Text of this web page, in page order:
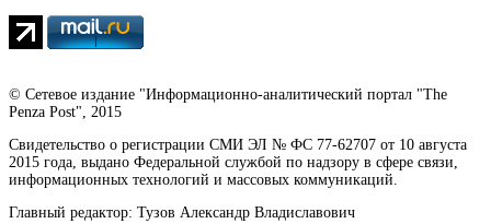
© Сетевое издание "Информационно-аналитический портал "The
Penza Post", 2015
Свидетельство о регистрации СМИ ЭЛ № ФС 77-62707 от 10 августа
2015 года, выдано Федеральной службой по надзору в сфере связи,
информационных технологий и массовых коммуникаций.
Главный редактор: Тузов Александр Владиславович